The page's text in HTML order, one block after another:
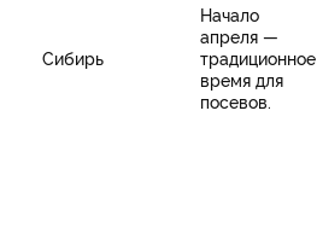
Сибирь
Начало
апреля —
традиционное
время для
посевов.